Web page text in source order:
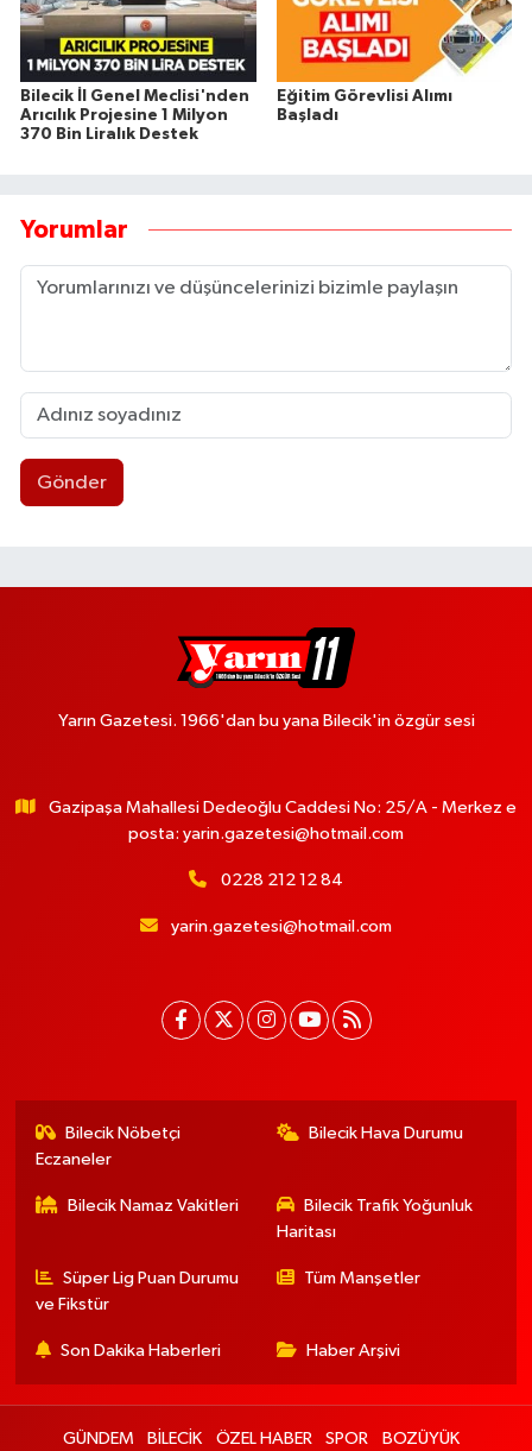
Bilecik İl Genel Meclisi'nden
Arıcılık Projesine 1 Milyon
370 Bin Liralık Destek
Eğitim Görevlisi Alımı
Başladı
Yorumlar
Gönder
Yarın Gazetesi. 1966'dan bu yana Bilecik'in özgür sesi
Gazipaşa Mahallesi Dedeoğlu Caddesi No: 25/A - Merkez e
posta: yarin.gazetesi@hotmail.com
0228 212 12 84
yarin.gazetesi@hotmail.com
Bilecik Nöbetçi
Eczaneler
Bilecik Hava Durumu
Bilecik Namaz Vakitleri
Bilecik Trafik Yoğunluk
Haritası
Süper Lig Puan Durumu
ve Fikstür
Tüm Manşetler
Son Dakika Haberleri Haber Arşivi
GÜNDEM BİLECİK ÖZEL HABER SPOR BOZÜYÜK